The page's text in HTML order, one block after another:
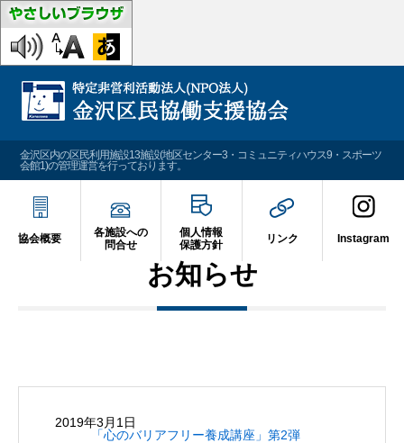
協会概要
各施設への
問合せ
個人情報
保護方針
リンク Instagram
金沢区内の区民利用施設13施設(地区センター3・コミュニティハウス9・スポーツ
会館1)の管理運営を行っております。
お知らせ
2019年3月1日
「心のバリアフリー養成講座」第2弾